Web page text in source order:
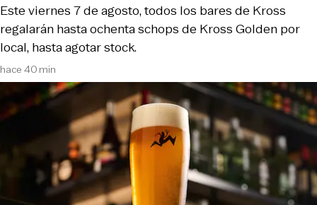
hace 40 min
Este viernes 7 de agosto, todos los bares de Kross
regalarán hasta ochenta schops de Kross Golden por
local, hasta agotar stock.